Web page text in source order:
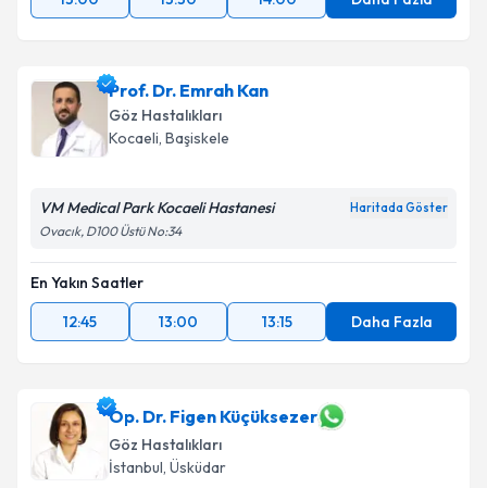
Prof. Dr. Emrah Kan
Göz Hastalıkları
Kocaeli, Başiskele
VM Medical Park Kocaeli Hastanesi Haritada Göster
Ovacık, D100 Üstü No:34
En Yakın Saatler
12:45
13:00 13:15 Daha Fazla
Op. Dr. Figen Küçüksezer
Göz Hastalıkları
İstanbul, Üsküdar